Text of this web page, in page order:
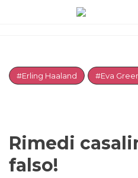
#Erling Haaland #Eva
Rimedi
falso!